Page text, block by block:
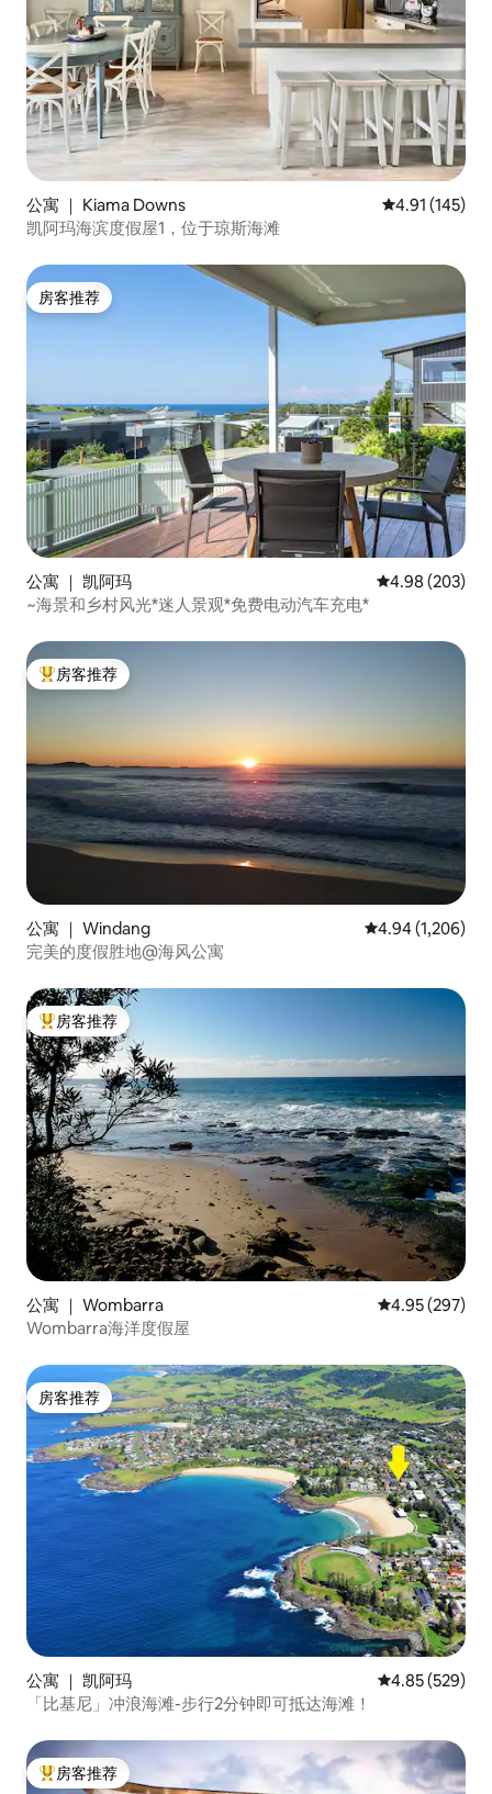
公寓 ｜ Kiama Downs 平均评分 4.91
4.91 (145)
凯阿玛海滨度假屋1，位于琼斯海滩
房客推荐
房客推荐
公寓 ｜ 凯阿玛 平均评分 4.98
4.98 (203)
~海景和乡村风光*迷人景观*免费电动汽车充电*
热门「房客推荐」
房客推荐
公寓 ｜ Windang 平均评分 4.94 分
4.94 (1,206)
完美的度假胜地@海风公寓
热门「房客推荐」
房客推荐
公寓 ｜ Wombarra 平均评分 4.95
4.95 (297)
Wombarra海洋度假屋
房客推荐
房客推荐
公寓 ｜ 凯阿玛 平均评分 4.85
4.85 (529)
「比基尼」冲浪海滩-步行2分钟即可抵达海滩！
热门「房客推荐」
房客推荐